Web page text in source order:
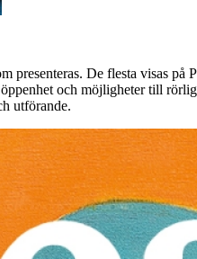
presenteras. De flesta visas
och möjligheter till
utförande.